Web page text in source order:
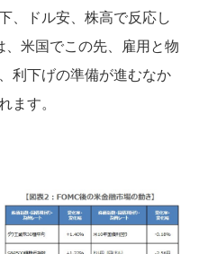
、ドル安、株高で反応し
米国でこの先、雇用と物
利下げの準備が進むなか
ます。